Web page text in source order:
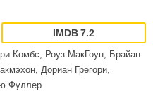
7.2
Комбс, Роуз МакГоун, Брайан
Дориан Грегори,
Фуллер